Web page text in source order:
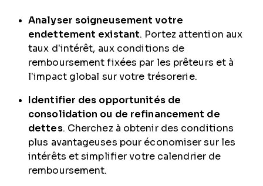
Analyser soigneusement votre
endettement existant. Portez attention aux
taux d’intérêt, aux conditions de
remboursement fixées par les prêteurs et à
l’impact global sur votre trésorerie.
Identifier des opportunités de
consolidation ou de refinancement de
dettes. Cherchez à obtenir des conditions
plus avantageuses pour économiser sur les
intérêts et simplifier votre calendrier de
remboursement.